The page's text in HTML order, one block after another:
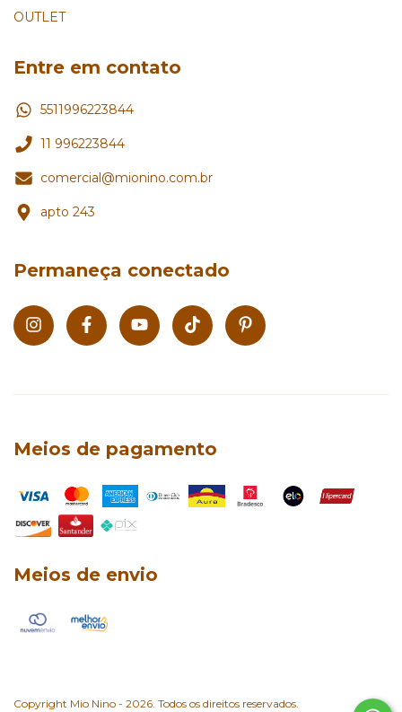
OUTLET
Entre em contato
5511996223844
11 996223844
comercial@mionino.com.br
apto 243
Permaneça conectado
Meios de pagamento
Meios de envio
Copyright Mio Nino - 2026. Todos os direitos reservados.